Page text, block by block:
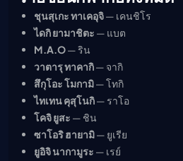
ชุนสุเกะ ทาเคอุจิ— เคนชิโร
ไดกิ ยามาชิตะ — แบต
M.A.O— ริน
วาตารุ ทาคากิ— จากิ
สึกุโอะ โมกามิ— โทกิ
ไทเทน คุสุโนกิ— ราโอ
โคจิ ยูสะ — ชิน
ซาโอริ ฮายามิ— ยูเรีย
ยูอิจิ นากามูระ — เรย์